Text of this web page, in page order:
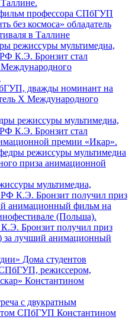
профессора СПбГУП
без космоса» обладатель
в Таллине
дважды номинант на
X Международного
режиссуры мультимедиа
приза анимационной
Бронзит получил приз
за лучший анимационный
с двукратным
СПбГУП Константином